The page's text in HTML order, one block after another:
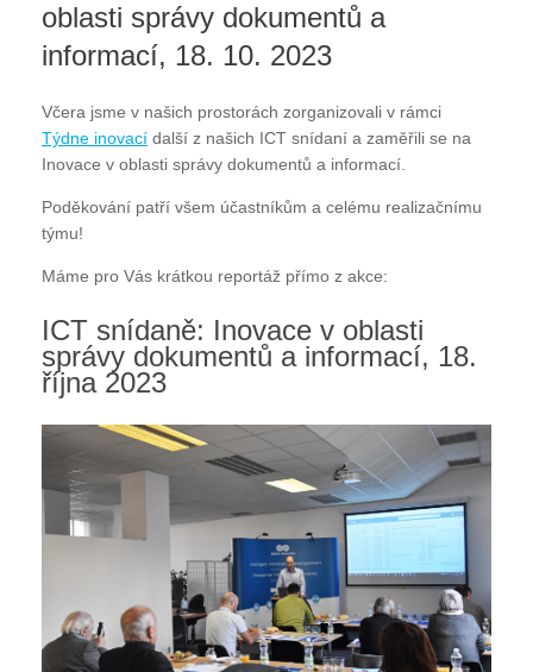
oblasti správy dokumentů a
informací, 18. 10. 2023
Včera jsme v našich prostorách zorganizovali v rámci
Týdne inovací další z našich ICT snídaní a zaměřili se na
Inovace v oblasti správy dokumentů a informací.
Poděkování patří všem účastníkům a celému realizačnímu
týmu!
Máme pro Vás krátkou reportáž přímo z akce:
ICT snídaně: Inovace v oblasti
správy dokumentů a informací, 18.
října 2023